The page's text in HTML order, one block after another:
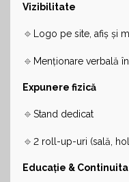
Vizibilitate
🔹 Logo pe site, afiș și
🔹 Menționare verbală
Expunere fizică
🔹 Stand dedicat
🔹 2 roll-up-uri (sală,
Educație &